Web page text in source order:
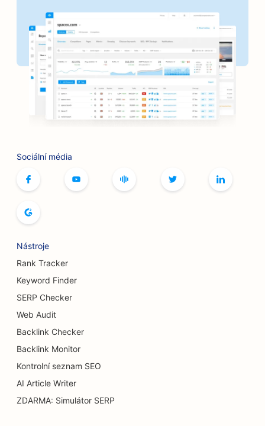
SEO pro služby kaucí
SEO pro pekárny
SEO pro banky
SEO pro kadeřnictví
SEO pro kavárny s deskovými hrami
SEO pro knihkupectví
SEO pro služby botoxu a výplní
SEO pro butiky
SEO pro služby zvětšení prsou
SEO pro pivovary
SEO pro kavárny
SEO pro popáleninové chirurgy
Sociální média
Nástroje
Rank Tracker
Keyword Finder
SERP Checker
Web Audit
Backlink Checker
Backlink Monitor
Kontrolní seznam SEO
AI Article Writer
ZDARMA: Simulátor SERP